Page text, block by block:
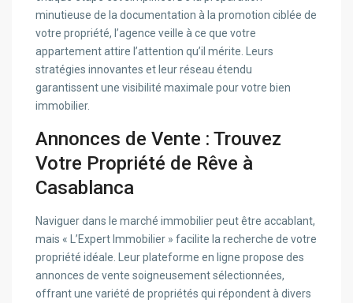
minutieuse de la documentation à la promotion ciblée de
votre propriété, l’agence veille à ce que votre
appartement attire l’attention qu’il mérite. Leurs
stratégies innovantes et leur réseau étendu
garantissent une visibilité maximale pour votre bien
immobilier.
Annonces de Vente : Trouvez
Votre Propriété de Rêve à
Casablanca
Naviguer dans le marché immobilier peut être accablant,
mais « L’Expert Immobilier » facilite la recherche de votre
propriété idéale. Leur plateforme en ligne propose des
annonces de vente soigneusement sélectionnées,
offrant une variété de propriétés qui répondent à divers